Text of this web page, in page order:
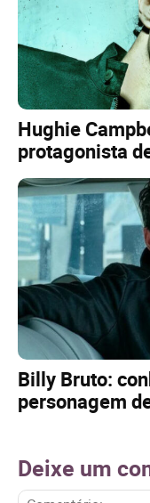
Hughie
protagonista
Billy Bruto:
personagem
Deixe um